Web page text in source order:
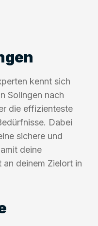
kennt sich
Solingen nach
die effizienteste
Dabei
sichere und
deine
deinem Zielort in